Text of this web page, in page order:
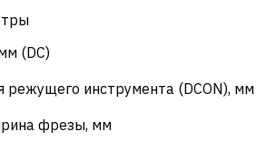
(DC)
режущего инструмента (DCON), мм
фрезы, мм